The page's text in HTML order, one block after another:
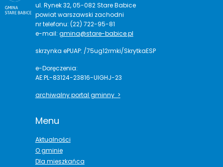
ul. Rynek 32, 05-082 Stare Babice
powiat warszawski zachodni
nr telefonu: (22) 722-95-81
e-mail: gmina@stare-babice.pl
skrzynka ePUAP: /75ug12rmki/SkrytkaESP
e-Doręczenia:
AE:PL-83124-23816-UIGHJ-23
archiwalny portal gminny >
Menu
Aktualności
O gminie
Dla mieszkańca